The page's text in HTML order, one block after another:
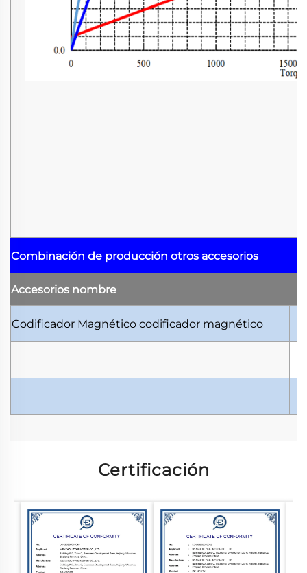
Combinación de producción otros accesorios
Accesorios nombre
Codificador Magnético codificador magnético
Certificación